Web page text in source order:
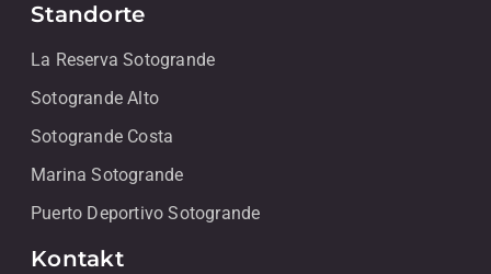
Standorte
La Reserva Sotogrande
Sotogrande Alto
Sotogrande Costa
Marina Sotogrande
Puerto Deportivo Sotogrande
Kontakt